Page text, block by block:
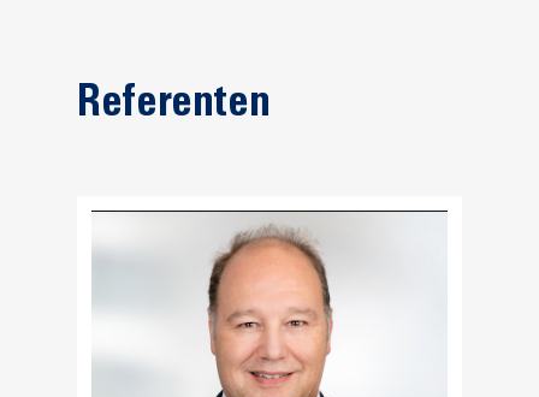
Referenten